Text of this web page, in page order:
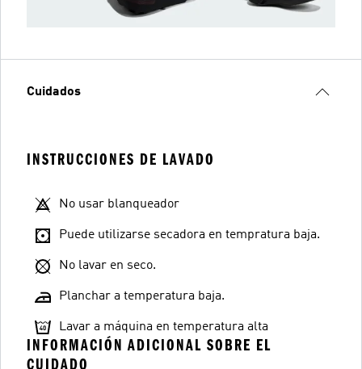
Cuidados
INSTRUCCIONES DE LAVADO
No usar blanqueador
Puede utilizarse secadora en tempratura baja.
No lavar en seco.
Planchar a temperatura baja.
Lavar a máquina en temperatura alta
INFORMACIÓN ADICIONAL SOBRE EL
CUIDADO